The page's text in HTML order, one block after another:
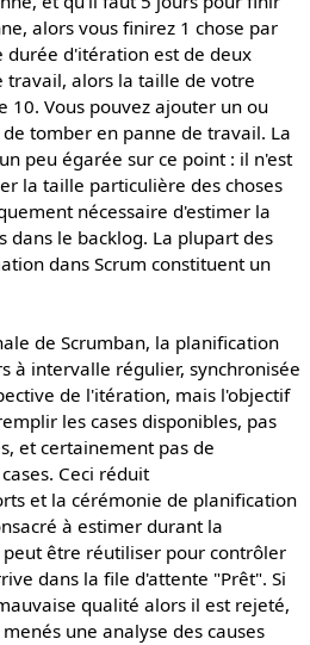
alors vous finirez 1 chose par
durée d'itération est de deux
travail, alors la taille de votre
10. Vous pouvez ajouter un ou
tomber en panne de travail. La
peu égarée sur ce point : il n'est
la taille particulière des choses
nécessaire d'estimer la
dans le backlog. La plupart des
dans Scrum constituent un
de Scrumban, la planification
à intervalle régulier, synchronisée
de l'itération, mais l'objectif
les cases disponibles, pas
et certainement pas de
Ceci réduit
et la cérémonie de planification
à estimer durant la
être réutiliser pour contrôler
dans la file d'attente "Prêt". Si
qualité alors il est rejeté,
une analyse des causes